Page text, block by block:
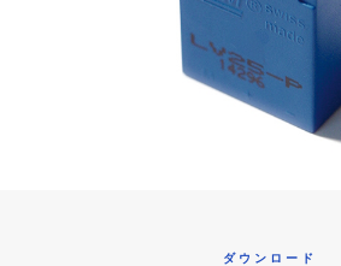
ダウンロード